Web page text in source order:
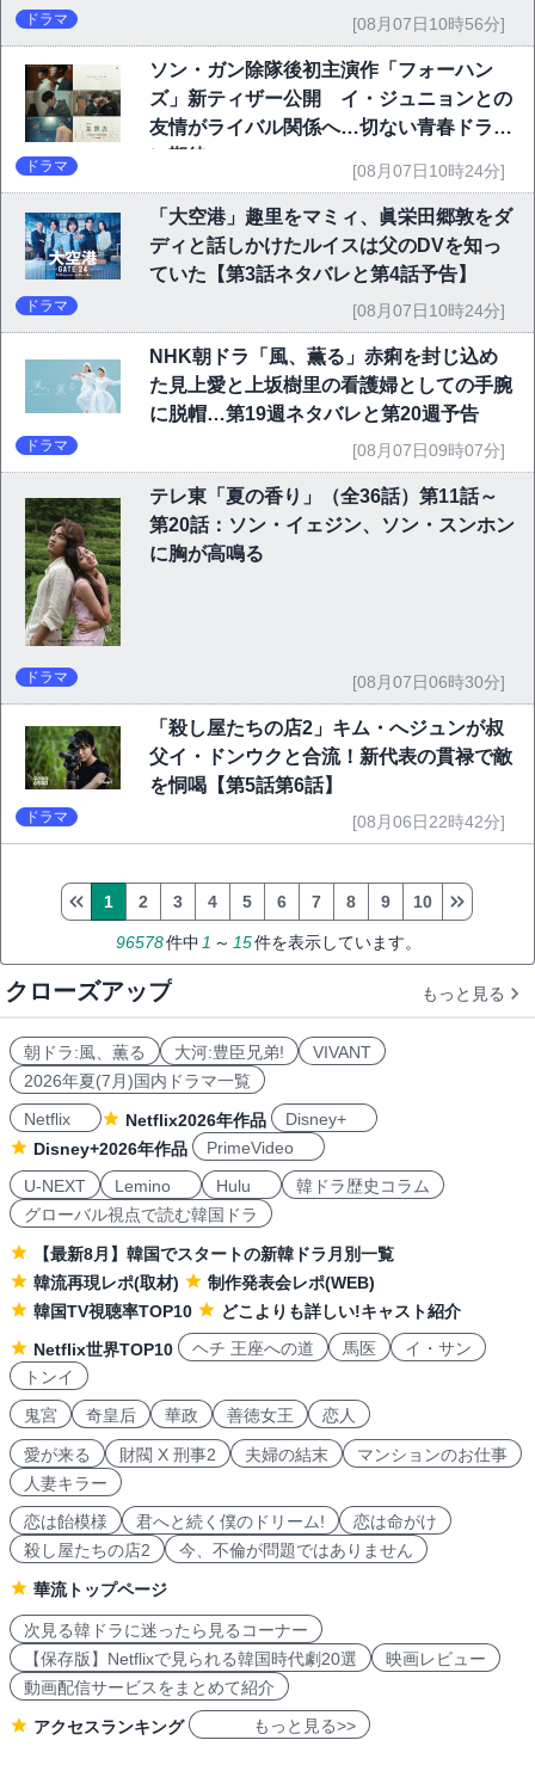
ドラマ [08月07日10時56分]
ソン・ガン除隊後初主演作「フォーハン
ズ」新ティザー公開 イ・ジュニョンとの
友情がライバル関係へ…切ない青春ドラマ
に期待
ドラマ [08月07日10時24分]
「大空港」趣里をマミィ、眞栄田郷敦をダ
ディと話しかけたルイスは父のDVを知っ
ていた【第3話ネタバレと第4話予告】
ドラマ [08月07日10時24分]
NHK朝ドラ「風、薫る」赤痢を封じ込め
た見上愛と上坂樹里の看護婦としての手腕
に脱帽…第19週ネタバレと第20週予告
ドラマ [08月07日09時07分]
テレ東「夏の香り」（全36話）第11話～
第20話：ソン・イェジン、ソン・スンホン
に胸が高鳴る
ドラマ [08月07日06時30分]
「殺し屋たちの店2」キム・へジュンが叔
父イ・ドンウクと合流！新代表の貫禄で敵
を恫喝【第5話第6話】
ドラマ [08月06日22時42分]
96578件中 1 ～ 15件を表示しています。
1 2 3 4 5 6 7 8 9 10
クローズアップ もっと見る
朝ドラ:風、薫る 大河:豊臣兄弟!
VIVANT
2026年夏(7月)国内ドラマ一覧
Netflix
Netflix2026年作品
Disney+
Disney+2026年作品
PrimeVideo
U-NEXT
Lemino Hulu
韓ドラ歴史コラム
グローバル視点で読む韓国ドラ
【最新8月】韓国でスタートの新韓ドラ月別一覧
韓流再現レポ(取材)
制作発表会レポ(WEB)
韓国TV視聴率TOP10
どこよりも詳しい!キャスト紹介
Netflix世界TOP10
ヘチ 王座への道 馬医
イ・サン
トンイ
鬼宮
奇皇后 華政 善徳女王 恋人
愛が来る 財閥 X 刑事2 夫婦の結末
マンションのお仕事
人妻キラー
恋は飴模様
君へと続く僕のドリーム!
恋は命がけ
殺し屋たちの店2
今、不倫が問題ではありません
華流トップページ
次見る韓ドラに迷ったら見るコーナー
【保存版】Netflixで見られる韓国時代劇20選
映画レビュー
動画配信サービスをまとめて紹介
アクセスランキング もっと見る>>